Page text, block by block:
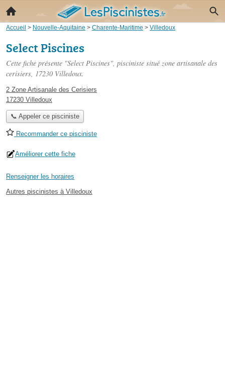
Accueil > Nouvelle-Aquitaine > Charente-Maritime > Villedoux
Select Piscines
Cette fiche présente "Select Piscines", pisciniste situé zone artisanale des
cerisiers, 17230 Villedoux.
2 Zone Artisanale des Cerisiers
17230 Villedoux
📞 Appeler ce pisciniste
Recommander ce pisciniste
Améliorer cette fiche
Renseigner les horaires
Autres piscinistes à Villedoux